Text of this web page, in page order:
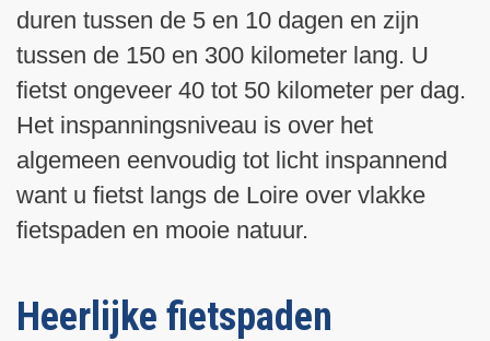
duren tussen de 5 en 10 dagen en zijn
tussen de 150 en 300 kilometer lang. U
fietst ongeveer 40 tot 50 kilometer per dag.
Het inspanningsniveau is over het
algemeen eenvoudig tot licht inspannend
want u fietst langs de Loire over vlakke
fietspaden en mooie natuur.
Heerlijke fietspaden